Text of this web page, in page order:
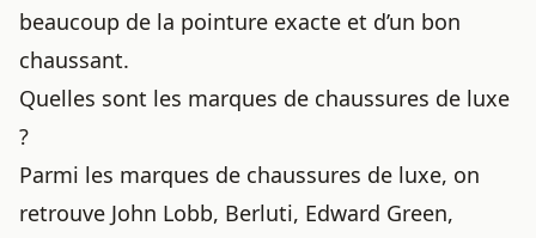
beaucoup de la pointure exacte et d’un bon
chaussant.
Quelles sont les marques de chaussures de luxe
?
Parmi les marques de chaussures de luxe, on
retrouve John Lobb, Berluti, Edward Green,